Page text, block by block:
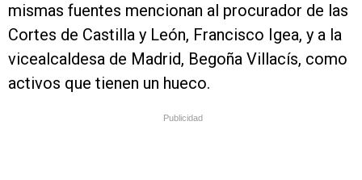
mismas fuentes mencionan al procurador de las
Cortes de Castilla y León, Francisco Igea, y a la
vicealcaldesa de Madrid, Begoña Villacís, como
activos que tienen un hueco.
Publicidad